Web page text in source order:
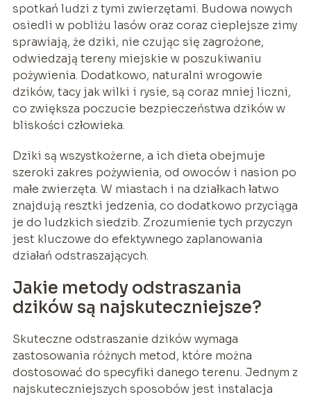
spotkań ludzi z tymi zwierzętami. Budowa nowych
osiedli w pobliżu lasów oraz coraz cieplejsze zimy
sprawiają, że dziki, nie czując się zagrożone,
odwiedzają tereny miejskie w poszukiwaniu
pożywienia. Dodatkowo, naturalni wrogowie
dzików, tacy jak wilki i rysie, są coraz mniej liczni,
co zwiększa poczucie bezpieczeństwa dzików w
bliskości człowieka.
Dziki są wszystkożerne, a ich dieta obejmuje
szeroki zakres pożywienia, od owoców i nasion po
małe zwierzęta. W miastach i na działkach łatwo
znajdują resztki jedzenia, co dodatkowo przyciąga
je do ludzkich siedzib. Zrozumienie tych przyczyn
jest kluczowe do efektywnego zaplanowania
działań odstraszających.
Jakie metody odstraszania
dzików są najskuteczniejsze?
Skuteczne odstraszanie dzików wymaga
zastosowania różnych metod, które można
dostosować do specyfiki danego terenu. Jednym z
najskuteczniejszych sposobów jest instalacja